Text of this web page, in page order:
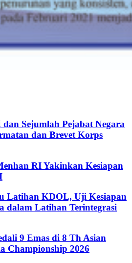
Sejumlah Pejabat Negara
dan Brevet Korps
RI Yakinkan Kesiapan
Latihan KDOL, Uji Kesiapan
dalam Latihan Terintegrasi
9 Emas di 8 Th Asian
Championship 2026